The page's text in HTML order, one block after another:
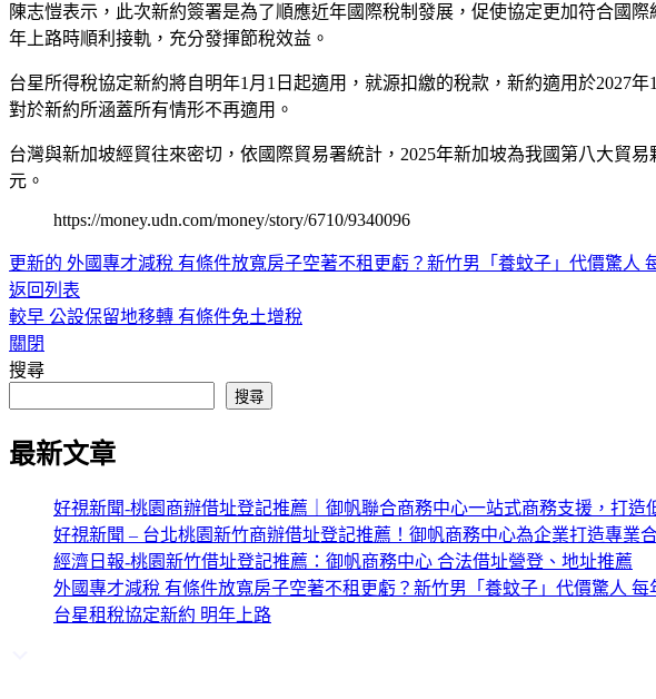
陳志愷表示，此次新約簽署是為了順應近年國際稅制發展，促使協定更加符合國
年上路時順利接軌，充分發揮節稅效益。
台星所得稅協定新約將自明年1月1日起適用，就源扣繳的稅款，新約適用於2027
對於新約所涵蓋所有情形不再適用。
台灣與新加坡經貿往來密切，依國際貿易署統計，2025年新加坡為我國第八大貿
元。
https://money.udn.com/money/story/6710/9340096
更新的 外國專才減稅 有條件放寬房子空著不租更虧？新竹男「養蚊子」代價驚人
返回列表
較早 公設保留地移轉 有條件免土增稅
關閉
搜尋
搜尋
最新文章
好視新聞-桃園商辦借址登記推薦｜御帆聯合商務中心一站式商務支援，打造
好視新聞 – 台北桃園新竹商辦借址登記推薦！御帆商務中心為企業打造專業
經濟日報-桃園新竹借址登記推薦：御帆商務中心 合法借址營登、地址推薦
外國專才減稅 有條件放寬房子空著不租更虧？新竹男「養蚊子」代價驚人
台星租稅協定新約 明年上路